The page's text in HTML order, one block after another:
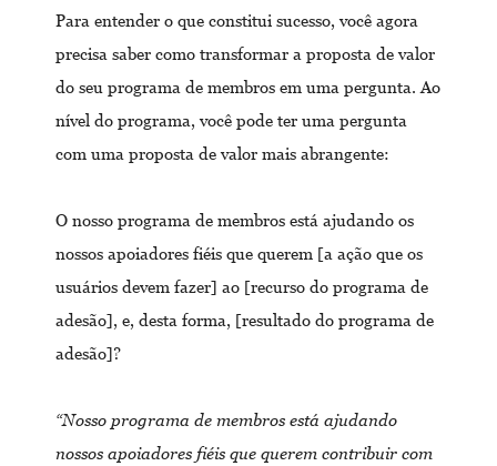
Para entender o que constitui sucesso, você agora
precisa saber como transformar a proposta de valor
do seu programa de membros em uma pergunta. Ao
nível do programa, você pode ter uma pergunta
com uma proposta de valor mais abrangente:
O nosso programa de membros está ajudando os
nossos apoiadores fiéis que querem [a ação que os
usuários devem fazer] ao [recurso do programa de
adesão], e, desta forma, [resultado do programa de
adesão]?
“Nosso programa de membros está ajudando
nossos apoiadores fiéis que querem contribuir com